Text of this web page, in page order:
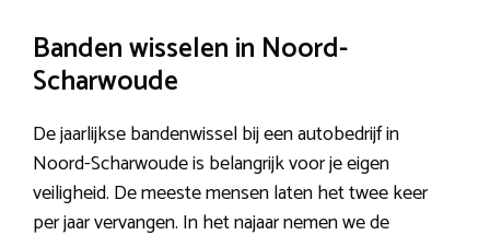
Banden wisselen in Noord-
Scharwoude
De jaarlijkse bandenwissel bij een autobedrijf in
Noord-Scharwoude is belangrijk voor je eigen
veiligheid. De meeste mensen laten het twee keer
per jaar vervangen. In het najaar nemen we de